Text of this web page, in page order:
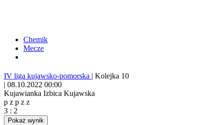
Chemik
Mecze
IV liga kujawsko-pomorska | Kolejka 10
| 08.10.2022 00:00
Kujawianka Izbica Kujawska
p z p z z
3 : 2
Pokaż wynik